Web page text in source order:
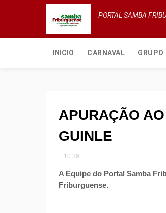
PORTAL SAMBA
INICIO CARNAVAL GRUPO
APURAÇÃO
GUINLE
10:39
A Equipe do Portal Samba
Friburguense.